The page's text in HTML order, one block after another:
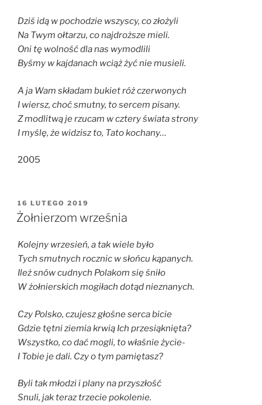
Dziś idą w pochodzie wszyscy, co złożyli
Na Twym ołtarzu, co najdroższe mieli.
Oni tę wolność dla nas wymodlili
Byśmy w kajdanach wciąż żyć nie musieli.
A ja Wam składam bukiet róż czerwonych
I wiersz, choć smutny, to sercem pisany.
Z modlitwą je rzucam w cztery świata strony
I myślę, że widzisz to, Tato kochany…
2005
OPUBLIKOWANE
W
16 LUTEGO 2019
Żołnierzom września
Kolejny wrzesień, a tak wiele było
Tych smutnych rocznic w słońcu kąpanych.
Ileż snów cudnych Polakom się śniło
W żołnierskich mogiłach dotąd nieznanych.
Czy Polsko, czujesz głośne serca bicie
Gdzie tętni ziemia krwią Ich przesiąknięta?
Wszystko, co dać mogli, to właśnie życie-
I Tobie je dali. Czy o tym pamiętasz?
Byli tak młodzi i plany na przyszłość
Snuli, jak teraz trzecie pokolenie.